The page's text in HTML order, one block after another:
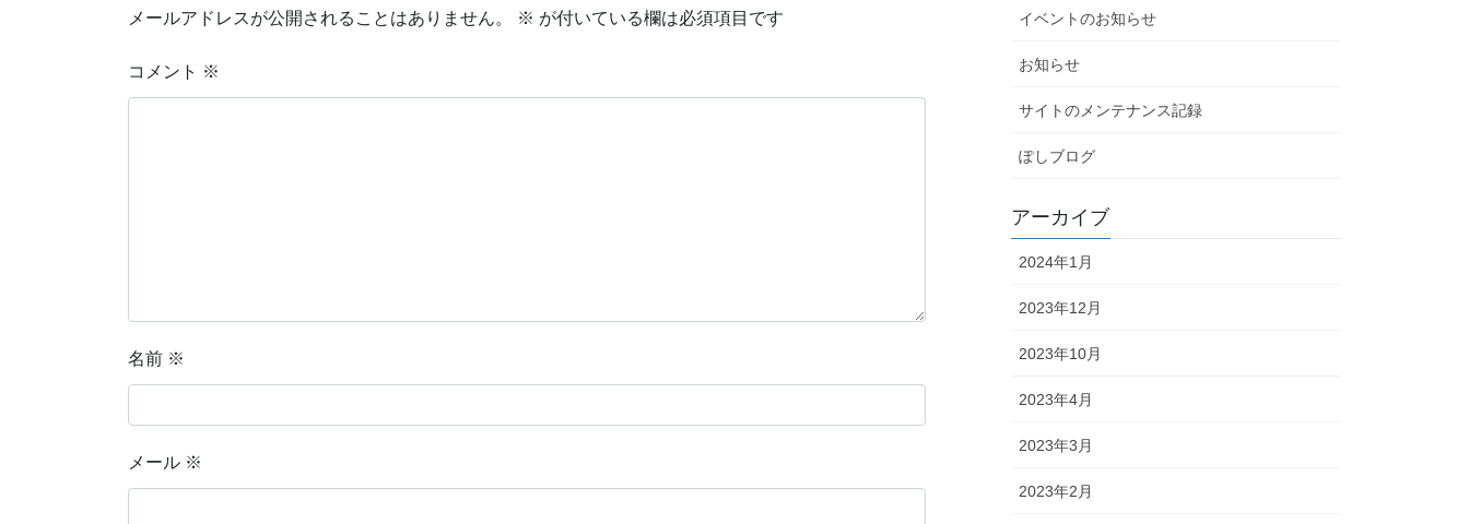
メールアドレスが公開されることはありません。 ※ が付いている欄は必須項目です
コメント ※
名前 ※
メール ※
イベントのお知らせ
お知らせ
サイトのメンテナンス記録
ぽしブログ
アーカイブ
2024年1月
2023年12月
2023年10月
2023年4月
2023年3月
2023年2月